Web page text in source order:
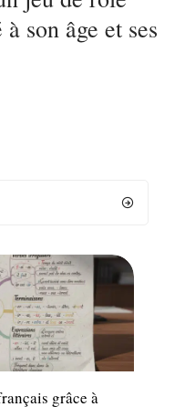
son âge et ses
grâce à